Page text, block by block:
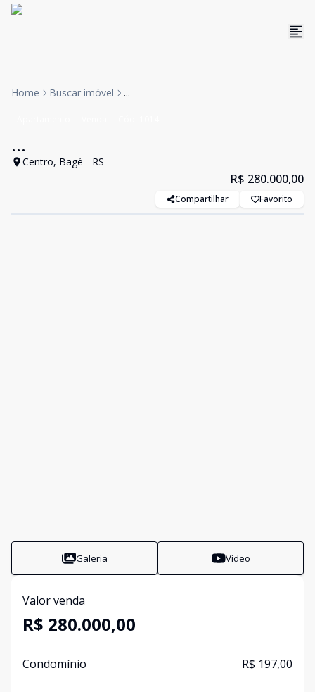
Home Buscar imóvel ...
...
Centro, Bagé - RS
R$ 280.000,00
Compartilhar Favorito
Galeria Vídeo
Valor venda
R$ 280.000,00
Condomínio R$ 197,00